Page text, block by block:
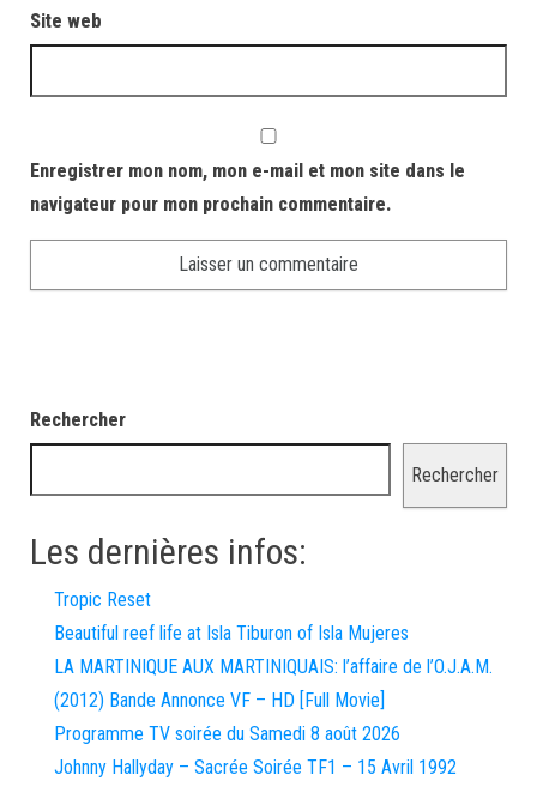
Site web
Enregistrer mon nom, mon e-mail et mon site dans le
navigateur pour mon prochain commentaire.
Rechercher
Rechercher
Les dernières infos:
Tropic Reset
Beautiful reef life at Isla Tiburon of Isla Mujeres
LA MARTINIQUE AUX MARTINIQUAIS: l’affaire de l’O.J.A.M.
(2012) Bande Annonce VF – HD [Full Movie]
Programme TV soirée du Samedi 8 août 2026
Johnny Hallyday – Sacrée Soirée TF1 – 15 Avril 1992